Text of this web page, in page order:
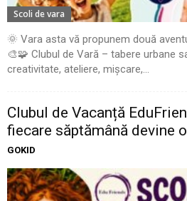
Scoli de vara
🌞 Vara asta vă propunem două
🎨🧩 Clubul de Vară – tabere urbane
creativitate, ateliere, mișcare,...
Clubul de Vacanță
fiecare săptămână devine
GOKID